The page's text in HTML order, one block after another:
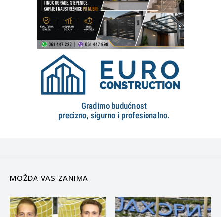
MOŽDA VAS ZANIMA